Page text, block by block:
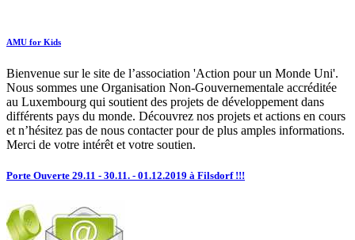
AMU for Kids
Bienvenue sur le site de l’association 'Action pour un Monde Uni'.
Nous sommes une Organisation Non-Gouvernementale accréditée
au Luxembourg qui soutient des projets de développement dans
différents pays du monde. Découvrez nos projets et actions en cours
et n’hésitez pas de nous contacter pour de plus amples informations.
Merci de votre intérêt et votre soutien.
Porte Ouverte 29.11 - 30.11. - 01.12.2019 à Filsdorf !!!